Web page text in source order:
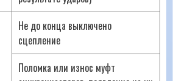
Не до конца выключено
сцепление
Поломка или износ муфт